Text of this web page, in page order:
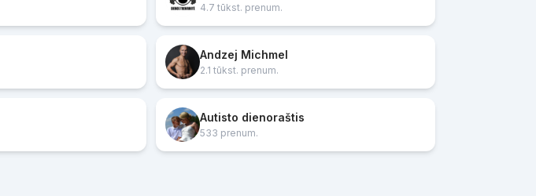
4.7 tūkst. prenum.
Andzej Michmel
2.1 tūkst. prenum.
Autisto dienoraštis
533 prenum.